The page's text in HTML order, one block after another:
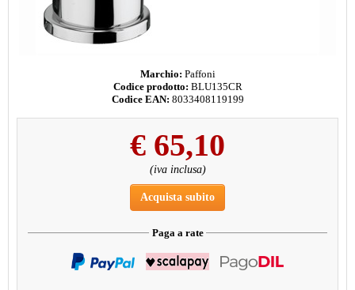
Marchio: Paffoni
Codice prodotto: BLU135CR
Codice EAN: 8033408119199
€ 65,10
(iva inclusa)
Acquista subito
Paga a rate